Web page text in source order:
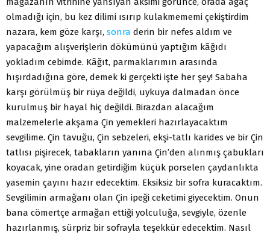
olmadığı için, bu kez dilimi ısırıp kulakmememi çekiştirdim
nazara, kem göze karşı, sonra derin bir nefes aldım ve
yapacağım alışverişlerin dökümünü yaptığım kâğıdı
yokladım cebimde. Kâğıt, parmaklarımın arasında
hışırdadığına göre, demek ki gerçekti işte her şey! Sabaha
karşı görülmüş bir rüya değildi, uykuya dalmadan önce
kurulmuş bir hayal hiç değildi. Birazdan alacağım
malzemelerle akşama Çin yemekleri hazırlayacaktım
sevgilime. Çin tavuğu, Çin sebzeleri, ekşi-tatlı karides ve bir Çin
tatlısı pişirecek, tabakların yanına Çin’den alınmış çabukları
koyacak, yine oradan getirdiğim küçük porselen çaydanlıkta
yasemin çayını hazır edecektim. Eksiksiz bir sofra kuracaktım.
Sevgilimin armağanı olan Çin ipeği ceketimi giyecektim. Onun
bana cömertçe armağan ettiği yolculuğa, sevgiyle, özenle
hazırlanmış, sürpriz bir sofrayla teşekkür edecektim. Nasıl